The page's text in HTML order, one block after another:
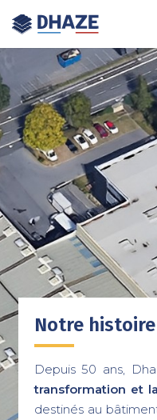
Notre histoire
Depuis 50 ans,
transformation et
destinés au